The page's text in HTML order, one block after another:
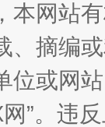
游的“隐身衣”
本网站
、摘编
位或网
”。违